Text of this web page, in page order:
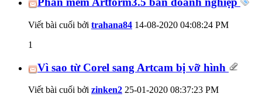
Viết bài cuối bởi trahana84 14-08-2020 04:08:24 PM
1
Vì sao từ Corel sang Artcam bị vỡ hình
Viết bài cuối bởi zinken2 25-01-2020 08:37:23 PM